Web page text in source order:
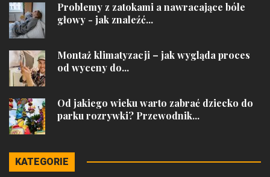
Problemy z zatokami a nawracające bóle
głowy - jak znaleźć...
Montaż klimatyzacji – jak wygląda proces
od wyceny do...
Od jakiego wieku warto zabrać dziecko do
parku rozrywki? Przewodnik...
KATEGORIE